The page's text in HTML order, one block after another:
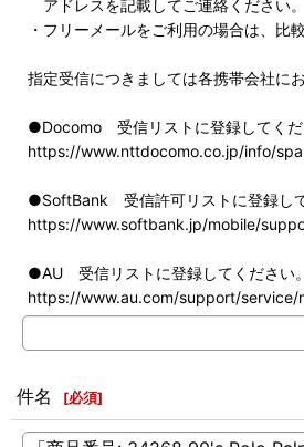
アドレスを記載してご連絡ください。
・フリーメールをご利用の場合は、比
指定受信につきましては各携帯会社に
●Docomo 受信リストに登録してくだ
https://www.nttdocomo.co.jp/info/
●SoftBank 受信許可リストに登録して
https://www.softbank.jp/mobile/
●AU 受信リストに登録してください。
https://www.au.com/support/
件名 [必須]